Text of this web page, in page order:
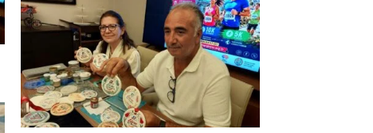
Arada Keşfedin